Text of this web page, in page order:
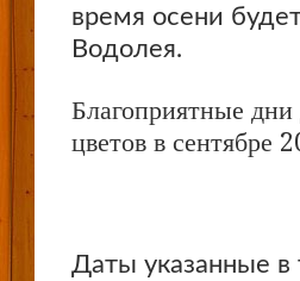
время осени
Водолея.
Благоприятные
цветов в сентябре
Даты указанные в